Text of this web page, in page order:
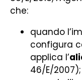
che:
quando
configura
applica l’
46/E/2007);